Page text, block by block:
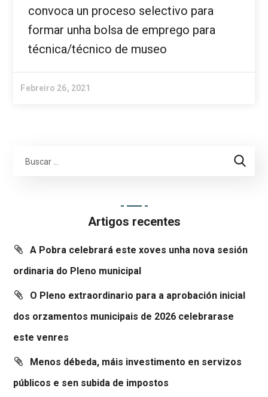
convoca un proceso selectivo para
formar unha bolsa de emprego para
técnica/técnico de museo
Febreiro 26, 2021
Artigos recentes
A Pobra celebrará este xoves unha nova sesión
ordinaria do Pleno municipal
O Pleno extraordinario para a aprobación inicial
dos orzamentos municipais de 2026 celebrarase
este venres
Menos débeda, máis investimento en servizos
públicos e sen subida de impostos